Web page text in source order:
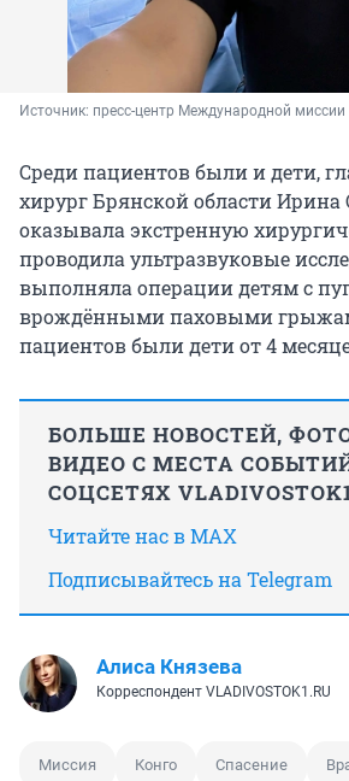
Источник: пресс-центр Международной
Среди пациентов были и дети,
хирург Брянской области
оказывала экстренную
проводила ультразвуковые
выполняла операции детям с
врождёнными паховыми
пациентов были дети от 4
БОЛЬШЕ НОВОСТЕЙ,
ВИДЕО С МЕСТА
СОЦСЕТЯХ
Читайте нас в MAX
Подписывайтесь на Telegram
Алиса Князева
Корреспондент VLADIVOSTOK1.RU
Миссия Конго Спасение